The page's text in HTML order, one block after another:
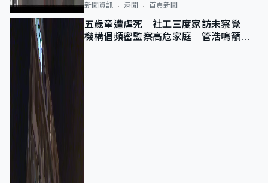
新聞資訊 港聞 首頁新聞
五歲童遭虐死｜社工三度家訪未察覺
機構倡頻密監察高危家庭 管浩鳴籲加